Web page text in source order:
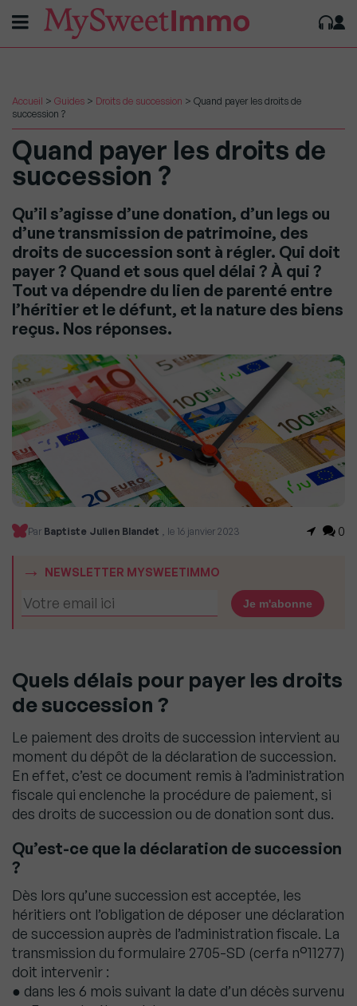
Accueil > Guides > Droits de succession > Quand payer les droits de
succession ?
Quand payer les droits de
succession ?
Qu’il s’agisse d’une donation, d’un legs ou
d’une transmission de patrimoine, des
droits de succession sont à régler. Qui doit
payer ? Quand et sous quel délai ? À qui ?
Tout va dépendre du lien de parenté entre
l’héritier et le défunt, et la nature des biens
reçus. Nos réponses.
Par Baptiste Julien Blandet , le 16 janvier 2023 0
NEWSLETTER MYSWEETIMMO
Quels délais pour payer les droits
de succession ?
Le paiement des droits de succession intervient au
moment du dépôt de la déclaration de succession.
En effet, c’est ce document remis à l’administration
fiscale qui enclenche la procédure de paiement, si
des droits de succession ou de donation sont dus.
Qu’est-ce que la déclaration de succession
?
Dès lors qu’une succession est acceptée, les
héritiers ont l’obligation de déposer une déclaration
de succession auprès de l’administration fiscale. La
transmission du formulaire 2705-SD (cerfa n°11277)
doit intervenir :
● dans les 6 mois suivant la date d’un décès survenu